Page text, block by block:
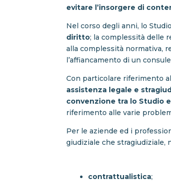
evitare l’insorgere di
Nel corso degli anni, lo
diritto; la complessità delle
alla complessità normativa,
l’affiancamento di un
Con particolare riferimento
assistenza legale e
convenzione tra lo Studio
riferimento alle varie
Per le aziende ed i
giudiziale che stragiudiziale,
contrattualistica;